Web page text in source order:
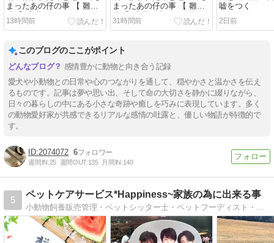
まったあの仔の事 【 雛鳥
編 ⑤ 言葉でならいくらで
も嘘がつけるのに 】
13時間前
まったあの仔の事 【 雛鳥
編 ④ 大量の虫をばら撒い
た正体は・・・ 】
31時間前
嘘をつく
2日前
このブログのここがポイント
感情豊かに動物と向き合う記録
愛犬や小動物との日常や心のつながりを通して、穏やかさと温かさを伝え
るものです。記事は夢や思い出、そして命の大切さを静かに綴りながら、
日々の暮らしの中にある小さな奇跡や癒しを巧みに表現しています。多く
の動物愛好家が共感できるリアルな感情の吐露と、優しい物語が特徴的で
す。
2074072 6
週間IN:25 週間OUT:135 月間IN:140
5
ペットケアサービス*Happiness~家族の為に出来る事
小動物飼養販売管理・ペットシッター士・ペットフーディスト・ホリスティックケアカウンセラー・家庭犬トレーナー・他・ペットと飼い主様を繋ぐ架け橋になりたい♪人もわんこも建康に♪詳しくはプロフィールをご覧下さい。